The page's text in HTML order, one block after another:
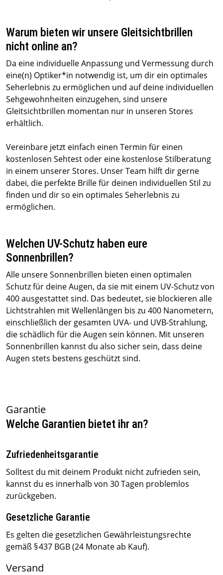
Warum bieten wir unsere Gleitsichtbrillen
nicht online an?
Da eine individuelle Anpassung und Vermessung durch
eine(n) Optiker*in notwendig ist, um dir ein optimales
Seherlebnis zu ermöglichen und auf deine individuellen
Sehgewohnheiten einzugehen, sind unsere
Gleitsichtbrillen momentan nur in unseren Stores
erhältlich.
Vereinbare jetzt einfach einen Termin für einen
kostenlosen Sehtest oder eine kostenlose Stilberatung
in einem unserer Stores. Unser Team hilft dir gerne
dabei, die perfekte Brille für deinen individuellen Stil zu
finden und dir so ein optimales Seherlebnis zu
ermöglichen.
Welchen UV-Schutz haben eure
Sonnenbrillen?
Alle unsere Sonnenbrillen bieten einen optimalen
Schutz für deine Augen, da sie mit einem UV-Schutz von
400 ausgestattet sind. Das bedeutet, sie blockieren alle
Lichtstrahlen mit Wellenlängen bis zu 400 Nanometern,
einschließlich der gesamten UVA- und UVB-Strahlung,
die schädlich für die Augen sein können. Mit unseren
Sonnenbrillen kannst du also sicher sein, dass deine
Augen stets bestens geschützt sind.
Garantie
Welche Garantien bietet ihr an?
Zufriedenheitsgarantie
Solltest du mit deinem Produkt nicht zufrieden sein,
kannst du es innerhalb von 30 Tagen problemlos
zurückgeben.
Gesetzliche Garantie
Es gelten die gesetzlichen Gewährleistungsrechte
gemäß § 437 BGB (24 Monate ab Kauf).
Versand